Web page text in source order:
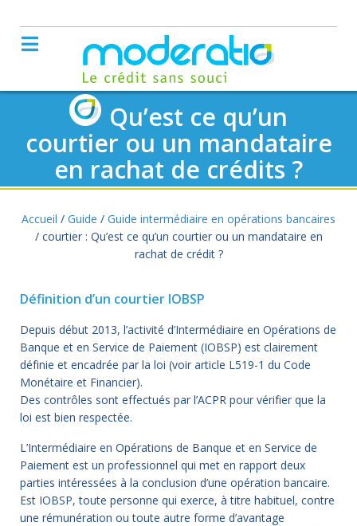
Qu’est ce qu’un
courtier ou un mandataire
en rachat de crédits ?
Accueil / Guide / Guide intermédiaire en opérations bancaires
/ courtier : Qu’est ce qu’un courtier ou un mandataire en
rachat de crédit ?
Définition d’un courtier IOBSP
Depuis début 2013, l’activité d’Intermédiaire en Opérations de
Banque et en Service de Paiement (IOBSP) est clairement
définie et encadrée par la loi (voir article L519-1 du Code
Monétaire et Financier).
Des contrôles sont effectués par l’ACPR pour vérifier que la
loi est bien respectée.
L’Intermédiaire en Opérations de Banque et en Service de
Paiement est un professionnel qui met en rapport deux
parties intéressées à la conclusion d’une opération bancaire.
Est IOBSP, toute personne qui exerce, à titre habituel, contre
une rémunération ou toute autre forme d’avantage